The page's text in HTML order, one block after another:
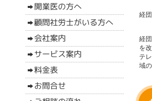
経
経
を
テ
域